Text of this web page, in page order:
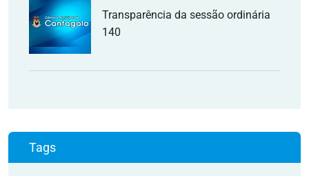
Transparência da sessão ordinária
140
Tags